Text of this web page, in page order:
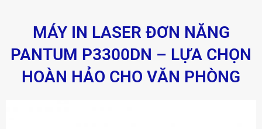
MÁY IN LASER ĐƠN NĂNG
PANTUM P3300DN – LỰA CHỌN
HOÀN HẢO CHO VĂN PHÒNG